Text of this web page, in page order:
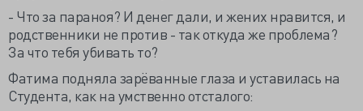
- Что за параноя? И денег дали, и жених нравится, и
родственники не против - так откуда же проблема?
За что тебя убивать то?
Фатима подняла зарёванные глаза и уставилась на
Студента, как на умственно отсталого: